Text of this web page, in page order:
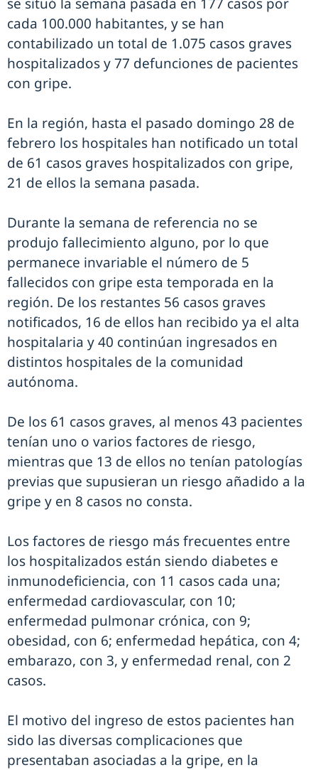
cada 100.000 habitantes, y se han
contabilizado un total de 1.075 casos graves
hospitalizados y 77 defunciones de pacientes
con gripe.
En la región, hasta el pasado domingo 28 de
febrero los hospitales han notificado un total
de 61 casos graves hospitalizados con gripe,
21 de ellos la semana pasada.
Durante la semana de referencia no se
produjo fallecimiento alguno, por lo que
permanece invariable el número de 5
fallecidos con gripe esta temporada en la
región. De los restantes 56 casos graves
notificados, 16 de ellos han recibido ya el alta
hospitalaria y 40 continúan ingresados en
distintos hospitales de la comunidad
autónoma.
De los 61 casos graves, al menos 43 pacientes
tenían uno o varios factores de riesgo,
mientras que 13 de ellos no tenían patologías
previas que supusieran un riesgo añadido a la
gripe y en 8 casos no consta.
Los factores de riesgo más frecuentes entre
los hospitalizados están siendo diabetes e
inmunodeficiencia, con 11 casos cada una;
enfermedad cardiovascular, con 10;
enfermedad pulmonar crónica, con 9;
obesidad, con 6; enfermedad hepática, con 4;
embarazo, con 3, y enfermedad renal, con 2
casos.
El motivo del ingreso de estos pacientes han
sido las diversas complicaciones que
presentaban asociadas a la gripe, en la